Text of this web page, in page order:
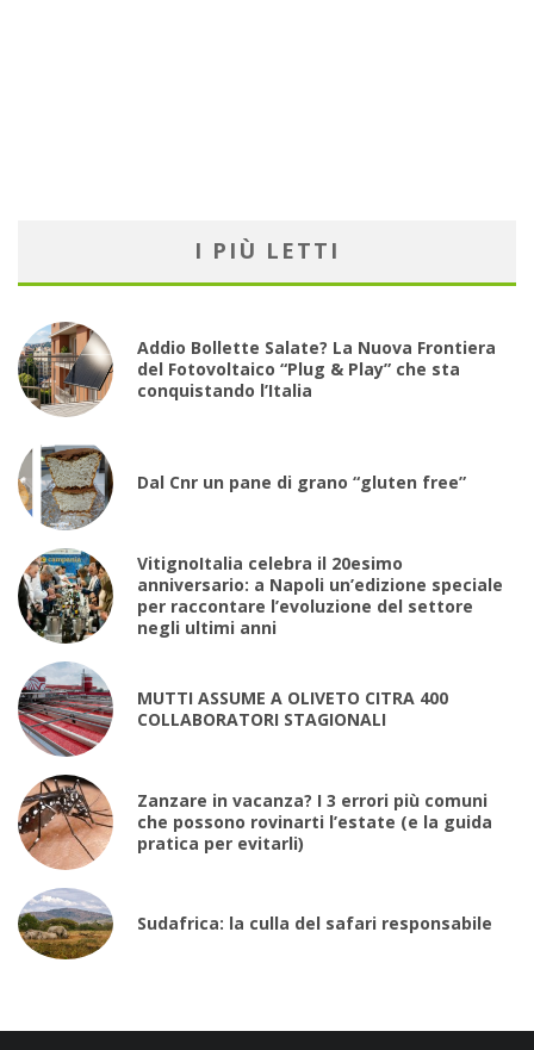
I PIÙ LETTI
Addio Bollette Salate? La Nuova Frontiera
del Fotovoltaico “Plug & Play” che sta
conquistando l’Italia
Dal Cnr un pane di grano “gluten free”
VitignoItalia celebra il 20esimo
anniversario: a Napoli un’edizione speciale
per raccontare l’evoluzione del settore
negli ultimi anni
MUTTI ASSUME A OLIVETO CITRA 400
COLLABORATORI STAGIONALI
Zanzare in vacanza? I 3 errori più comuni
che possono rovinarti l’estate (e la guida
pratica per evitarli)
Sudafrica: la culla del safari responsabile